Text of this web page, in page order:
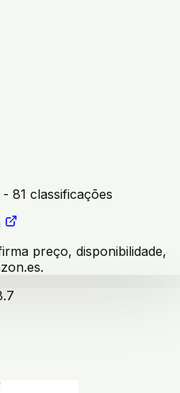
- 81 classificações
preço, disponibilidade,